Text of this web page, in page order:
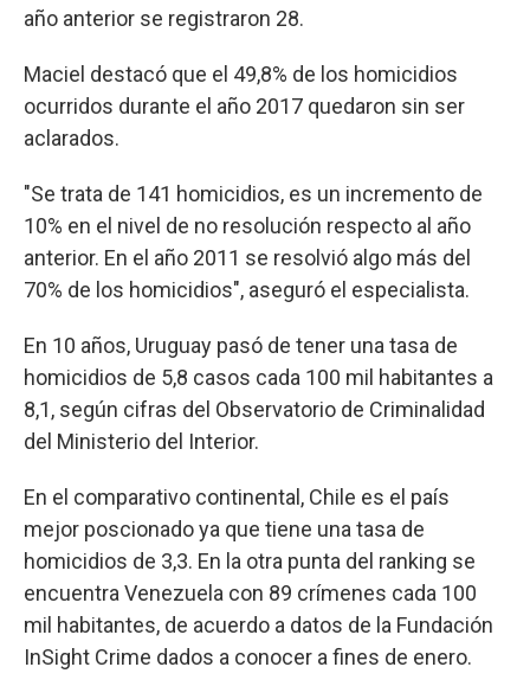
año anterior se registraron 28.
Maciel destacó que el 49,8% de los homicidios
ocurridos durante el año 2017 quedaron sin ser
aclarados.
"Se trata de 141 homicidios, es un incremento de
10% en el nivel de no resolución respecto al año
anterior. En el año 2011 se resolvió algo más del
70% de los homicidios", aseguró el especialista.
En 10 años, Uruguay pasó de tener una tasa de
homicidios de 5,8 casos cada 100 mil habitantes a
8,1, según cifras del Observatorio de Criminalidad
del Ministerio del Interior.
En el comparativo continental, Chile es el país
mejor poscionado ya que tiene una tasa de
homicidios de 3,3. En la otra punta del ranking se
encuentra Venezuela con 89 crímenes cada 100
mil habitantes, de acuerdo a datos de la Fundación
InSight Crime dados a conocer a fines de enero.